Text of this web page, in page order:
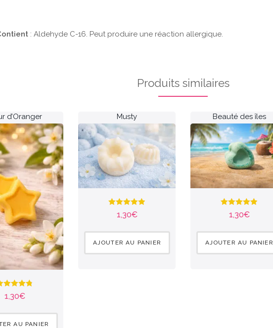
: Aldehyde C-16. Peut produire une réaction allergique.
Produits similaires
d’Oranger
1,30€
Note4.75
sur 5
AU PANIER
Musty
1,30€
Note4.92
sur 5
AJOUTER AU PANIER
Beauté des îles
1,30€
Note4.90
sur 5
AJOUTER AU PANIER